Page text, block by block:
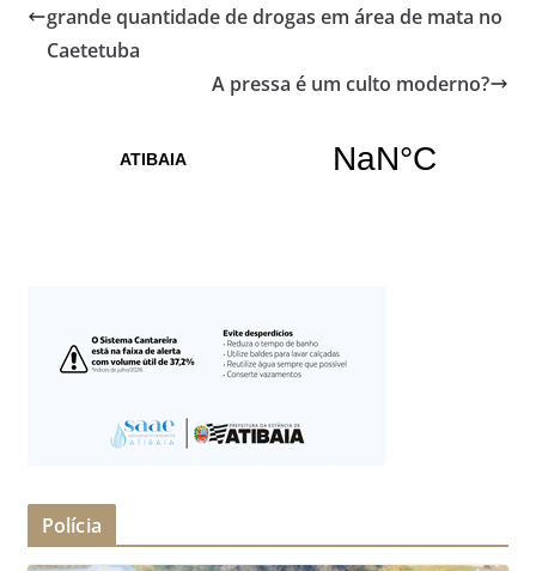
grande quantidade de drogas em área de mata no
Caetetuba
A pressa é um culto moderno?
Polícia